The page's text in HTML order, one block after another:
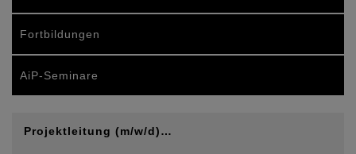
Fortbildungen
AiP-Seminare
Projektleitung (m/w/d)…